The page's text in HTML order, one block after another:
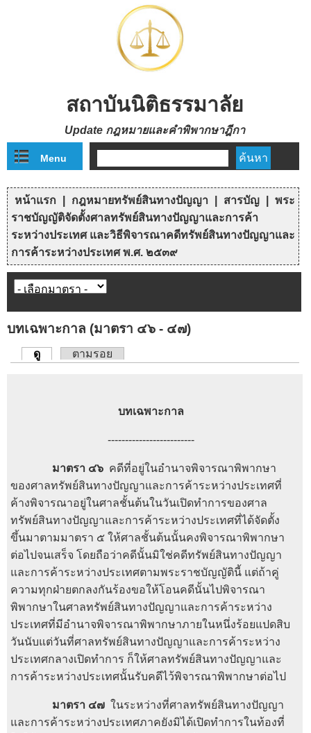
สถาบันนิติธรรมาลัย
Update กฎหมายและคำพิพากษาฎีกา
ฟอร์มค้นหา
Menu
คุณอยู่ที่นี่
หน้าแรก กฎหมายทรัพย์สินทางปัญญา สารบัญ
พระ
ราชบัญญัติจัดตั้งศาลทรัพย์สินทางปัญญาและการค้า
ระหว่างประเทศ และวิธีพิจารณาคดีทรัพย์สินทางปัญญาและ
การค้าระหว่างประเทศ พ.ศ. ๒๕๓๙
บทเฉพาะกาล (มาตรา ๔๖ - ๔๗)
ดู (แท็บปัจจุบัน)
ตามรอย
บทเฉพาะกาล
-------------------------
มาตรา ๔๖ คดีที่อยู่ในอำนาจพิจารณาพิพากษา
ของศาลทรัพย์สินทางปัญญาและการค้าระหว่างประเทศที่
ค้างพิจารณาอยู่ในศาลชั้นต้นในวันเปิดทำการของศาล
ทรัพย์สินทางปัญญาและการค้าระหว่างประเทศที่ได้จัดตั้ง
ขึ้นมาตามมาตรา ๕ ให้ศาลชั้นต้นนั้นคงพิจารณาพิพากษา
ต่อไปจนเสร็จ โดยถือว่าคดีนั้นมิใช่คดีทรัพย์สินทางปัญญา
และการค้าระหว่างประเทศตามพระราชบัญญัตินี้ แต่ถ้าคู่
ความทุกฝ่ายตกลงกันร้องขอให้โอนคดีนั้นไปพิจารณา
พิพากษาในศาลทรัพย์สินทางปัญญาและการค้าระหว่าง
ประเทศที่มีอำนาจพิจารณาพิพากษาภายในหนึ่งร้อยแปดสิบ
วันนับแต่วันที่ศาลทรัพย์สินทางปัญญาและการค้าระหว่าง
ประเทศกลางเปิดทำการ ก็ให้ศาลทรัพย์สินทางปัญญาและ
การค้าระหว่างประเทศนั้นรับคดีไว้พิจารณาพิพากษาต่อไป
มาตรา ๔๗ ในระหว่างที่ศาลทรัพย์สินทางปัญญา
และการค้าระหว่างประเทศภาคยังมิได้เปิดทำการในท้องที่